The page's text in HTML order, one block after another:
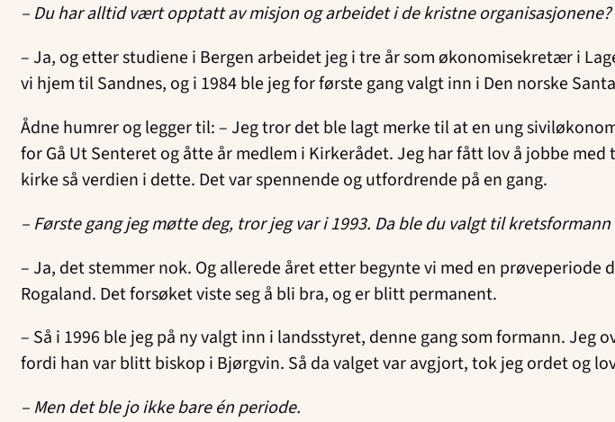
– Du har alltid vært opptatt av misjon og arbeidet i de kristne organisasjonene?
– Ja, og etter studiene i Bergen arbeidet jeg i tre år som økonomisekretær i
vi hjem til Sandnes, og i 1984 ble jeg for første gang valgt inn i Den norske
Ådne humrer og legger til: – Jeg tror det ble lagt merke til at en ung
for Gå Ut Senteret og åtte år medlem i Kirkerådet. Jeg har fått lov å jobbe
kirke så verdien i dette. Det var spennende og utfordrende på en gang.
– Første gang jeg møtte deg, tror jeg var i 1993. Da ble du valgt til
– Ja, det stemmer nok. Og allerede året etter begynte vi med en
Rogaland. Det forsøket viste seg å bli bra, og er blitt permanent.
– Så i 1996 ble jeg på ny valgt inn i landsstyret, denne gang som formann.
fordi han var blitt biskop i Bjørgvin. Så da valget var avgjort, tok jeg ordet og
– Men det ble jo ikke bare én periode.